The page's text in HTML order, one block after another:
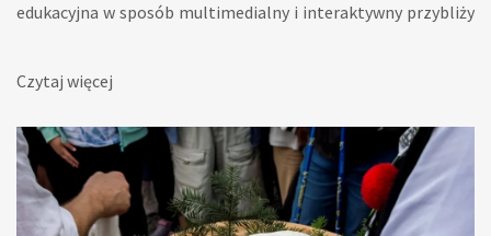
edukacyjna w sposób multimedialny i interaktywny przybliży
Łęgowskiego – oraz innowacyjne technologie
nowoczesną narrację edukacyjną. Celem przedsięwzięcia jest
stworzenie instytucji, która nie tylko zaprezentuje bogate
dziedzictwo sportów zimowych, lecz także będzie inspirować
kolejne pokolenia, angażując lokalną społeczność, turystów i
Czytaj więcej